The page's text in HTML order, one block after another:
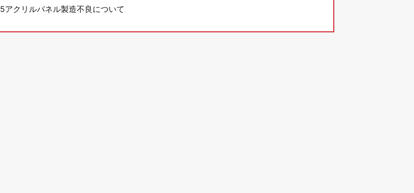
アクリルパネル製造不良について